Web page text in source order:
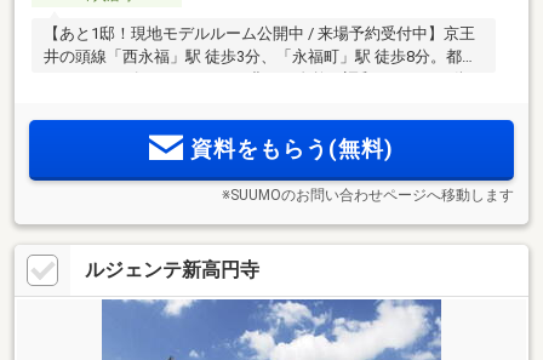
【あと1邸！現地モデルルーム公開中 / 来場予約受付中】京王
井の頭線「西永福」駅 徒歩3分、「永福町」駅 徒歩8分。都心
資料をもらう(無料)
※SUUMOのお問い合わせページへ移動します
ルジェンテ新高円寺